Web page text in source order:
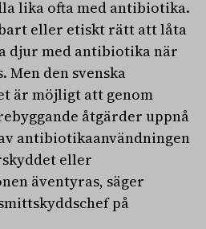
lika ofta med antibiotika.
eller etiskt rätt att låta
djur med antibiotika när
Men den svenska
är möjligt att genom
åtgärder uppnå
antibiotikaanvändningen
eller
äventyras, säger
på